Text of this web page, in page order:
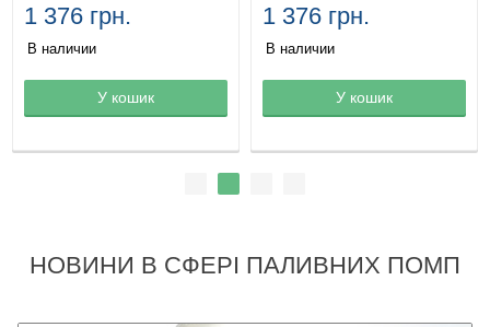
Товар в корзине
1 376 грн.
В наличии
У кошик Товар в корзине
1 376 грн.
В наличии
У кошик
НОВИНИ В СФЕРІ ПАЛИВНИХ ПОМП